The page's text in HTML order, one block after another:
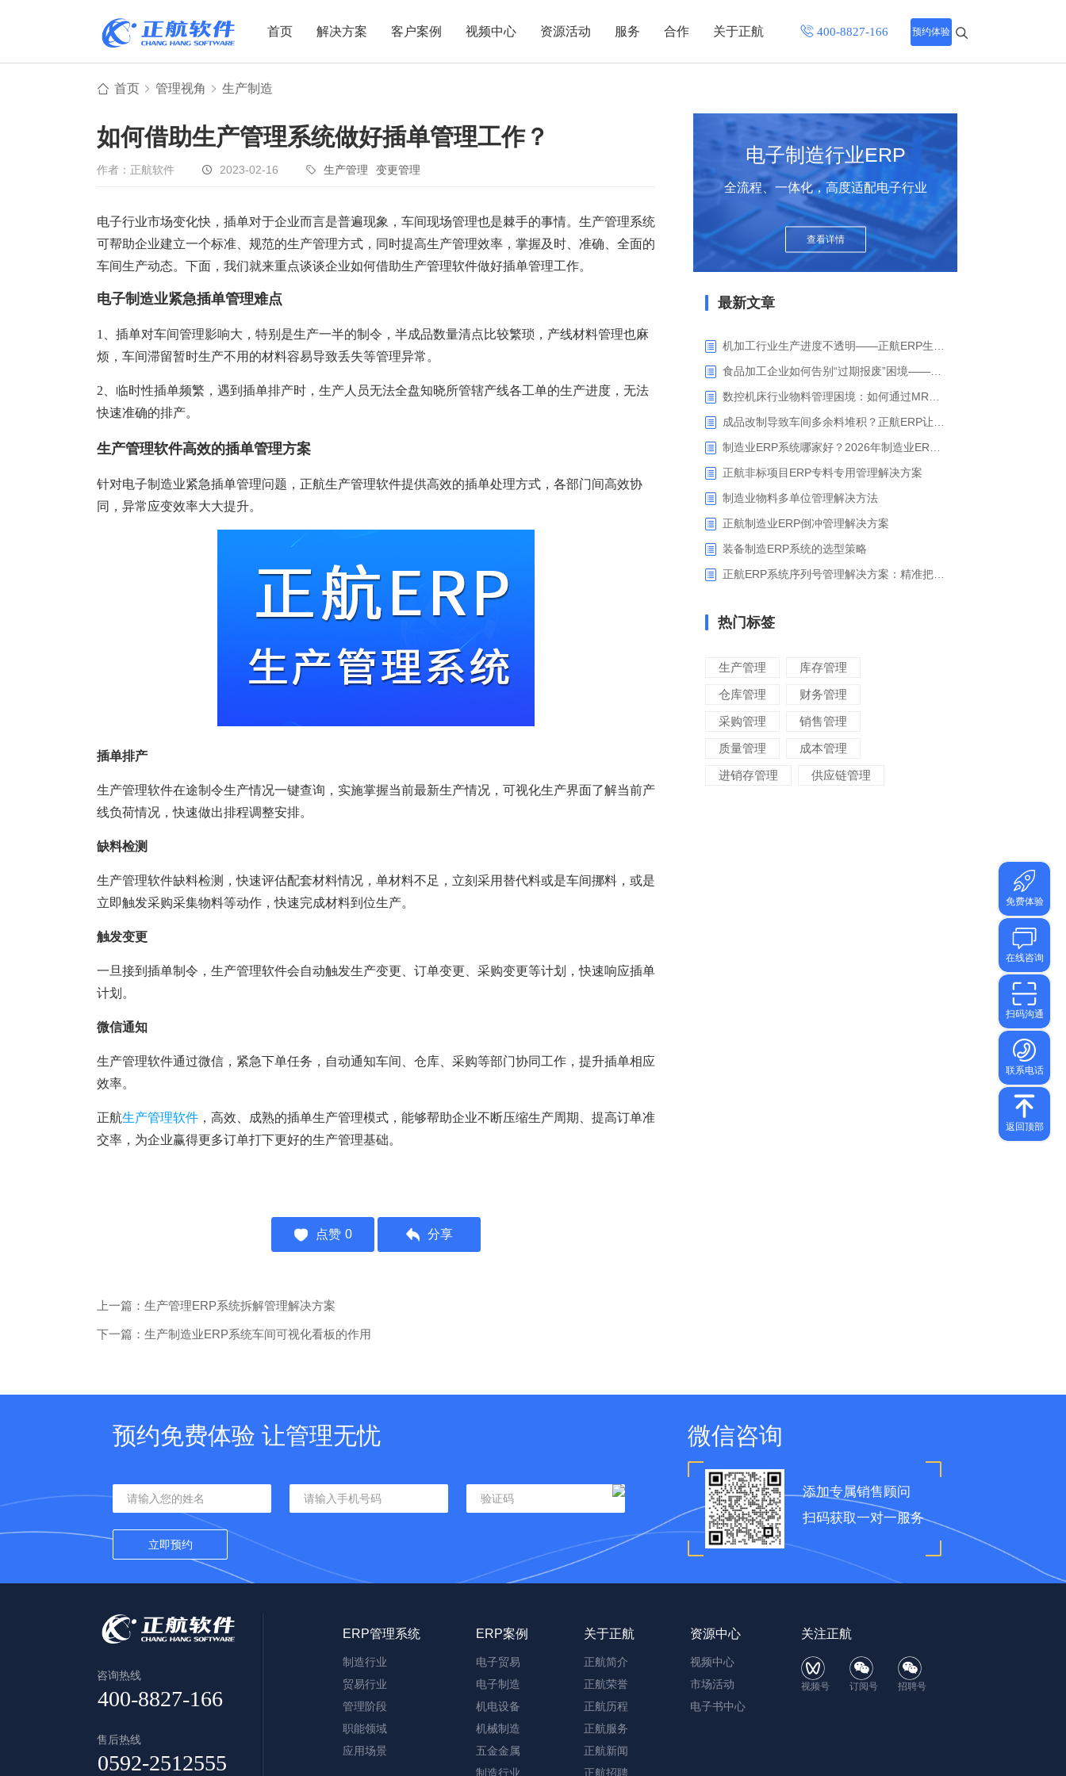
首页 解决方案
设备制造
非标自动化
电子制造
装备制造
机械行业
五金行业
PCB行业
塑胶加工
智能制造
查看更多>
电子贸易
元器件贸易
大宗贸易
IC贸易行业
项目型接单
工贸一体型
整合型贸易
工业设备贸易
生产管理
仓库管理
销售管理
成本核算
财务管理
研发管理
数字车间
进销存管理
移动报工
智能物流
报价接单
物料齐套
替代料管理
客户案例
机电设备 家用电器 电子制造
机械制造 五金金属
视频中心 资源活动
市场活动
服务 合作 关于正航
联系正航
网站导航
预约体验
首页 管理视角 生产制造
如何借助生产管理系统做好插单管理工作？
作者：正航软件 2023-02-16 生产管理 变更管理
电子行业市场变化快，插单对于企业而言是普遍现象，车间现场管理也是棘手的事情。生产管理系统
可帮助企业建立一个标准、规范的生产管理方式，同时提高生产管理效率，掌握及时、准确、全面的
车间生产动态。下面，我们就来重点谈谈企业如何借助生产管理软件做好插单管理工作。
电子制造业紧急插单管理难点
1、插单对车间管理影响大，特别是生产一半的制令，半成品数量清点比较繁琐，产线材料管理也麻
烦，车间滞留暂时生产不用的材料容易导致丢失等管理异常。
2、临时性插单频繁，遇到插单排产时，生产人员无法全盘知晓所管辖产线各工单的生产进度，无法
快速准确的排产。
生产管理软件高效的插单管理方案
针对电子制造业紧急插单管理问题，正航生产管理软件提供高效的插单处理方式，各部门间高效协
同，异常应变效率大大提升。
插单排产
生产管理软件在途制令生产情况一键查询，实施掌握当前最新生产情况，可视化生产界面了解当前产
线负荷情况，快速做出排程调整安排。
缺料检测
生产管理软件缺料检测，快速评估配套材料情况，单材料不足，立刻采用替代料或是车间挪料，或是
立即触发采购采集物料等动作，快速完成材料到位生产。
触发变更
一旦接到插单制令，生产管理软件会自动触发生产变更、订单变更、采购变更等计划，快速响应插单
计划。
微信通知
生产管理软件通过微信，紧急下单任务，自动通知车间、仓库、采购等部门协同工作，提升插单相应
效率。
正航生产管理软件 ，高效、成熟的插单生产管理模式，能够帮助企业不断压缩生产周期、提高订单准
交率，为企业赢得更多订单打下更好的生产管理基础。
点赞 0 分享
上一篇：生产管理ERP系统拆解管理解决方案
下一篇：生产制造业ERP系统车间可视化看板的作用
电子制造行业ERP
全流程、一体化，高度适配电子行业
查看详情
最新文章
正航非标项目ERP专料专用管理解决方案
制造业物料多单位管理解决方法
正航制造业ERP倒冲管理解决方案
装备制造ERP系统的选型策略
热门标签
生产管理
库存管理
仓库管理
财务管理
采购管理
销售管理
质量管理
成本管理
进销存管理
供应链管理
预约免费体验 让管理无忧 微信咨询
添加专属销售顾问
扫码获取一对一服务
咨询热线
售后热线
ERP管理系统
制造行业
贸易行业
管理阶段
职能领域
应用场景
ERP案例
电子贸易
电子制造
机电设备
机械制造
五金金属
制造行业
关于正航
正航简介
正航荣誉
正航历程
正航服务
正航新闻
正航招聘
资源中心
视频中心
市场活动
电子书中心
关注正航
视频号 订阅号 招聘号